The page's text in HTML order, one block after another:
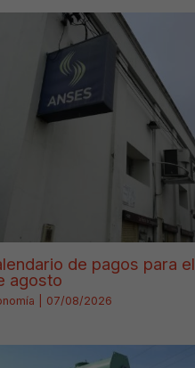
de pagos para el
agosto
07/08/2026